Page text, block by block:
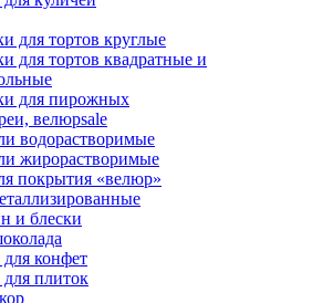
для тортов круглые
для тортов квадратные и
для пирожных
велюрsale
водорастворимые
жирорастворимые
покрытия «велюр»
и блески
конфет
плиток